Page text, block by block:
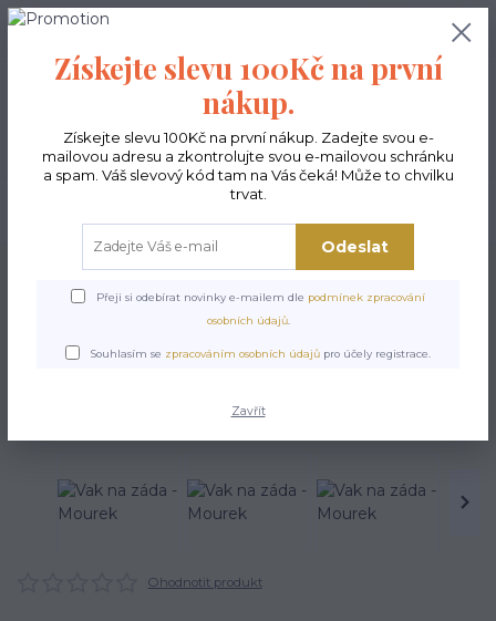
0,00 Kč
Úvod Vaky na záda Vak na záda - Mourek
Vak na záda - Mourek
Ohodnotit produkt
Získejte slevu 100Kč na první
nákup.
Získejte slevu 100Kč na první nákup. Zadejte svou e-
mailovou adresu a zkontrolujte svou e-mailovou schránku
a spam. Váš slevový kód tam na Vás čeká! Může to chvilku
trvat.
Odeslat
Přeji si odebírat novinky e-mailem dle podmínek zpracování
osobních údajů.
Souhlasím se zpracováním osobních údajů pro účely registrace.
Zavřít